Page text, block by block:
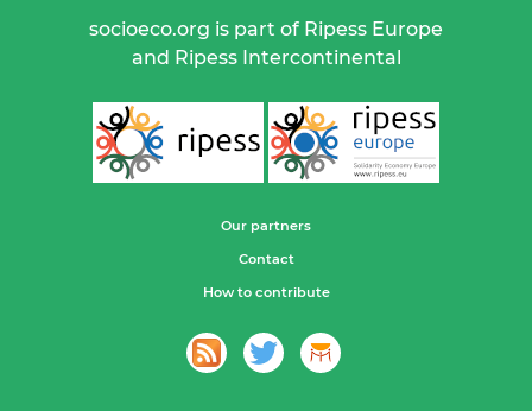
socioeco.org is part of Ripess Europe
and Ripess Intercontinental
Our partners
Contact
How to contribute